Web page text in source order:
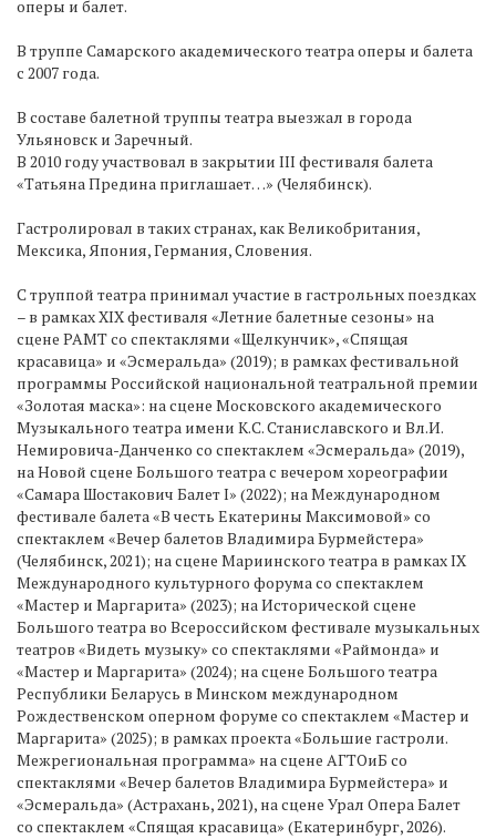
оперы и балет.
В труппе Самарского академического театра оперы и балета
с 2007 года.
В составе балетной труппы театра выезжал в города
Ульяновск и Заречный.
В 2010 году участвовал в закрытии III фестиваля балета
«Татьяна Предина приглашает…» (Челябинск).
Гастролировал в таких странах, как Великобритания,
Мексика, Япония, Германия, Словения.
С труппой театра принимал участие в гастрольных поездках
– в рамках ХIХ фестиваля «Летние балетные сезоны» на
сцене РАМТ со спектаклями «Щелкунчик», «Спящая
красавица» и «Эсмеральда» (2019); в рамках фестивальной
программы Российской национальной театральной премии
«Золотая маска»: на сцене Московского академического
Музыкального театра имени К.С. Станиславского и Вл.И.
Немировича-Данченко со спектаклем «Эсмеральда» (2019),
на Новой сцене Большого театра с вечером хореографии
«Самара Шостакович Балет I» (2022); на Международном
фестивале балета «В честь Екатерины Максимовой» со
спектаклем «Вечер балетов Владимира Бурмейстера»
(Челябинск, 2021); на сцене Мариинского театра в рамках IX
Международного культурного форума со спектаклем
«Мастер и Маргарита» (2023); на Исторической сцене
Большого театра во Всероссийском фестивале музыкальных
театров «Видеть музыку» со спектаклями «Раймонда» и
«Мастер и Маргарита» (2024); на сцене Большого театра
Республики Беларусь в Минском международном
Рождественском оперном форуме со спектаклем «Мастер и
Маргарита» (2025); в рамках проекта «Большие гастроли.
Межрегиональная программа» на сцене АГТОиБ со
спектаклями «Вечер балетов Владимира Бурмейстера» и
«Эсмеральда» (Астрахань, 2021), на сцене Урал Опера Балет
со спектаклем «Спящая красавица» (Екатеринбург, 2026).